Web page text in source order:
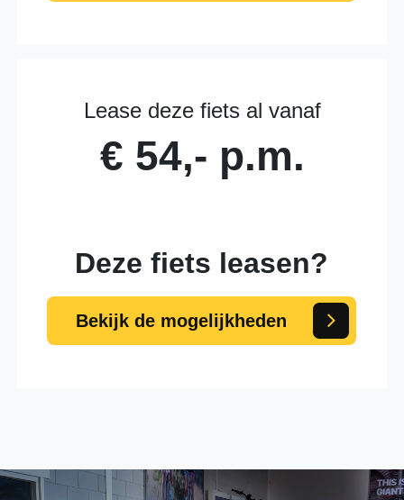
Lease deze fiets al vanaf
€ 54,- p.m.
Deze fiets leasen?
Bekijk de mogelijkheden